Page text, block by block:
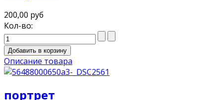
200,00 руб
Кол-во:
Описание товара
портрет